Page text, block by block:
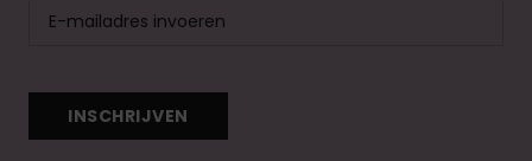
INSCHRIJVEN